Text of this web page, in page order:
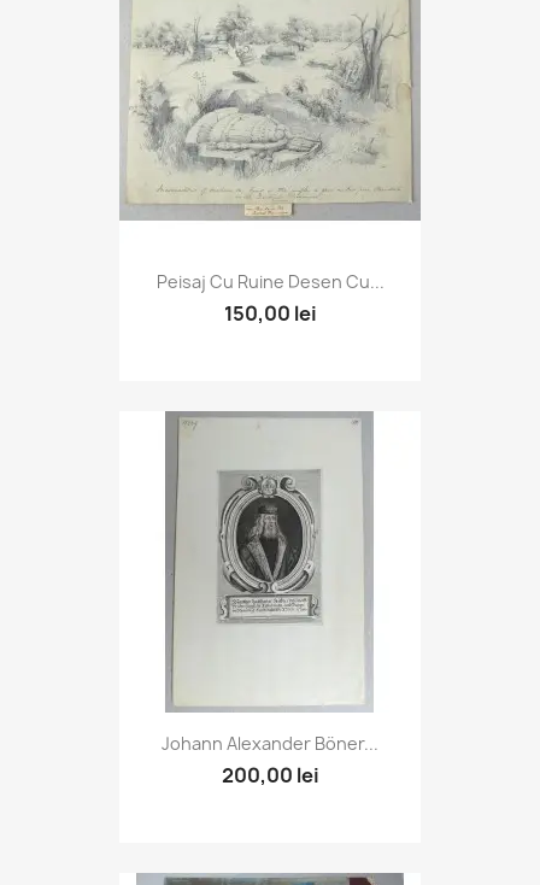
Peisaj Cu Ruine Desen Cu...
150,00 lei
Johann Alexander Böner...
200,00 lei